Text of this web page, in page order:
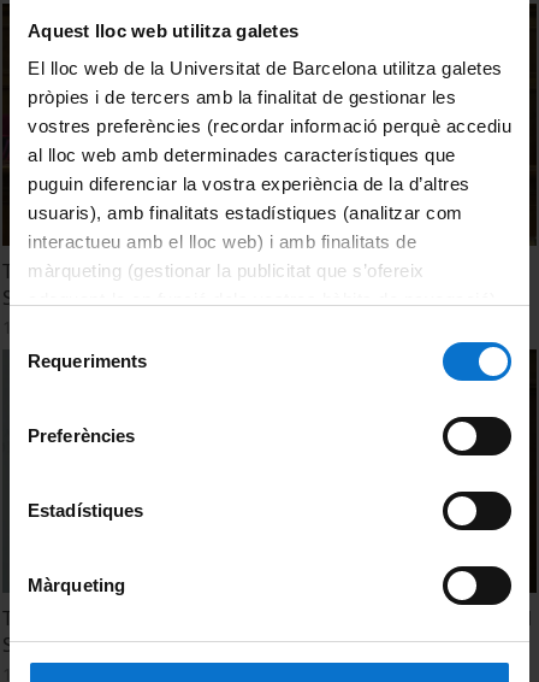
Aquest lloc web utilitza galetes
El lloc web de la Universitat de Barcelona utilitza galetes
pròpies i de tercers amb la finalitat de gestionar les
vostres preferències (recordar informació perquè accediu
al lloc web amb determinades característiques que
puguin diferenciar la vostra experiència de la d’altres
usuaris), amb finalitats estadístiques (analitzar com
interactueu amb el lloc web) i amb finalitats de
màrqueting (gestionar la publicitat que s’ofereix
consultar laPolítica de galetes del lloc web de la
Requeriments
Preferències
Estadístiques
Màrqueting
The 2nd Edible Cities Network Conference 2023. Keynote
Speeches (Audio català)
The 2nd Edible Cities Network Conference 2023. Municipal
Strategies (Audio català)